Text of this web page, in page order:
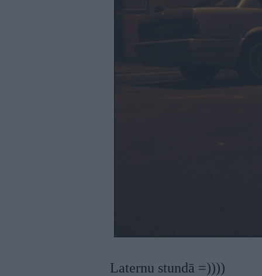
Laternu stundā =))))